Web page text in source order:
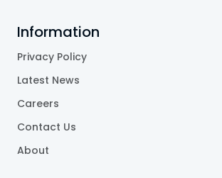
Information
Privacy Policy
Latest News
Careers
Contact Us
About